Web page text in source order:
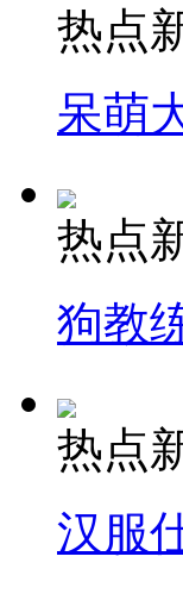
热点
呆萌
热点
狗教
热点
汉服